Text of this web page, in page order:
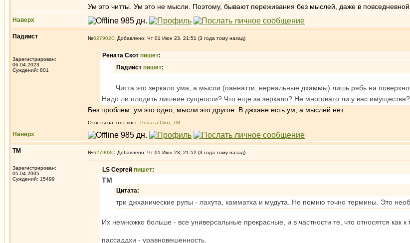
Ум это читты. Ум это не мысли. Поэтому, бывают переживания без мыслей, даже в повседневной
Наверх
Падиист
Зарегистрирован:
06.04.2023
Суждений: 801
№627902 Добавлено: Чт 01 Июн 23, 21:51 (3 года тому назад)
Рената Скот пишет:
Падиист пишет:
Читта это зеркало ума, а мысли (паннатти, нереальные дхаммы) лишь рябь на
Надо ли плодить лишние сущности? Что еще за зеркало? Не многовато ли у вас
Без проблем: ум это одно, мысли это другое. В джхане есть ум, а мыслей нет.
Ответы на этот пост: Рената Скот, ТМ
Наверх
ТМ
Зарегистрирован:
05.04.2005
Суждений: 15499
№627903 Добавлено: Чт 01 Июн 23, 21:52 (3 года тому назад)
LS Сергей пишет:
ТМ
Цитата:
три джханические рупы - лахута, камматха и мудута. Не помню точно термины. Это
Их немножко больше - все универсальные прекрасные, и в частности те, что относятся как
пассаддхи - уравновешенность,